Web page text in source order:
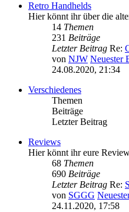
Retro Handhelds
Hier könnt ihr über die
14 Themen
231 Beiträge
Letzter Beitrag Re:
von NJW Neuester
24.08.2020, 21:34
Verschiedenes
Themen
Beiträge
Letzter Beitrag
Reviews
Hier könnt ihr eure
68 Themen
690 Beiträge
Letzter Beitrag Re:
von SGGG
24.11.2020, 17:58